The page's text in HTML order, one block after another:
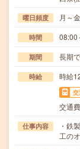
曜日頻度 月～金
時間 08:00
期間 長期
時給 時給
交通
仕事内容
・鉄
工の